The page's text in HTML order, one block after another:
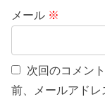
メール ※
次回のコメン
前、メールアドレ